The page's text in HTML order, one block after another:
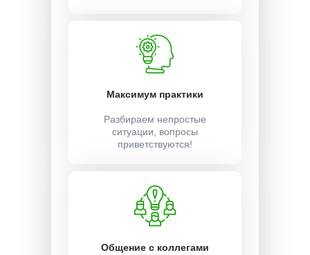
Максимум практики
Разбираем непростые
ситуации, вопросы
приветствуются!
Общение с коллегами